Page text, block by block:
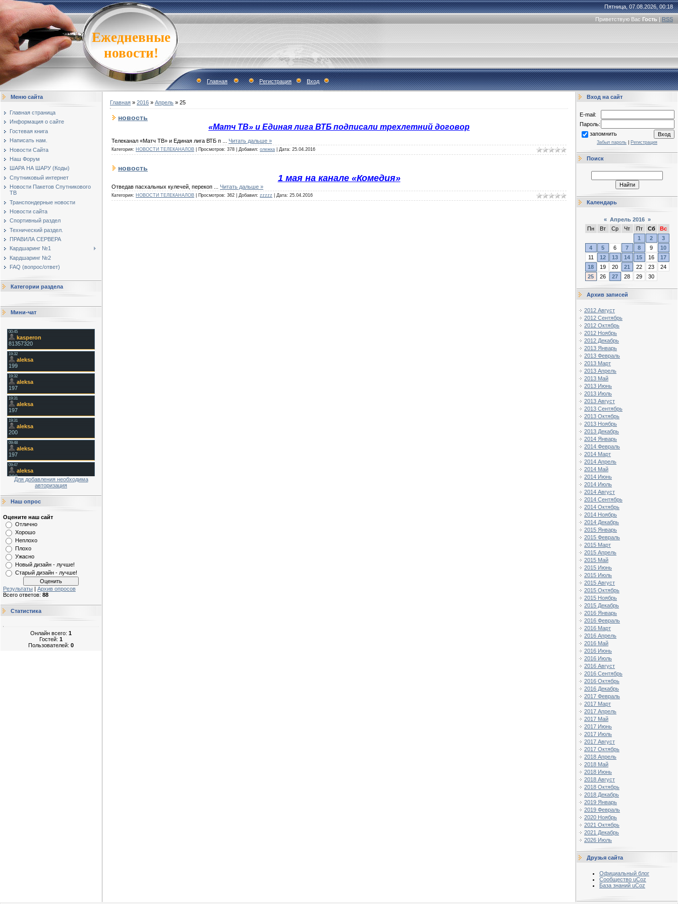
Ежедневные
новости!
Пятница, 07.08.2026, 00:18
Приветствую Вас Гость | RSS
Главная Регистрация Вход
Меню сайта
Главная страница
Информация о сайте
Гостевая книга
Написать нам.
Новости Сайта
Наш Форум
ШАРА НА ШАРУ (Коды)
Спутниковый интернет
Новости Пакетов Спутникового
ТВ
Транспондерные новости
Новости сайта
Спортивный раздел
Технический раздел.
ПРАВИЛА СЕРВЕРА
Кардшаринг №1
Кардшаринг №2
FAQ (вопрос/ответ)
Категории раздела
Мини-чат
Для добавления необходима
авторизация
Наш опрос
Оцените наш сайт
Отлично
Хорошо
Неплохо
Плохо
Ужасно
Новый дизайн - лучше!
Старый дизайн - лучше!
Результаты | Архив опросов
Всего ответов: 88
Статистика
Онлайн всего: 1
Гостей: 1
Пользователей: 0
Главная » 2016 » Апрель » 25
новость
«Матч ТВ» и Единая лига ВТБ подписали трехлетний договор
Телеканал «Матч ТВ» и Единая лига ВТБ п Читать дальше »
Категория: НОВОСТИ ТЕЛЕКАНАЛОВ Просмотров: 378 Добавил: олежка Дата: 25.04.2016
новость
1 мая на канале «Комедия»
Отведав пасхальных кулечей, перекоп Читать дальше »
Категория: НОВОСТИ ТЕЛЕКАНАЛОВ Просмотров: 362 Добавил: zzzzz Дата: 25.04.2016
Вход на сайт
E-mail:
Пароль:
запомнить
Забыл пароль Регистрация
Поиск
Календарь
« Апрель 2016 »
Пн
Вт Ср Чт Пт Сб
Вс
1
2
3
4
5 6 7 8 9
10
11
12 13 14 15 16
17
18
19 20 21 22 23
24
25
26 27 28 29 30
Архив записей
2012 Август
2012 Сентябрь
2012 Октябрь
2012 Ноябрь
2012 Декабрь
2013 Январь
2013 Февраль
2013 Март
2013 Апрель
2013 Май
2013 Июнь
2013 Июль
2013 Август
2013 Сентябрь
2013 Октябрь
2013 Ноябрь
2013 Декабрь
2014 Январь
2014 Февраль
2014 Март
2014 Апрель
2014 Май
2014 Июнь
2014 Июль
2014 Август
2014 Сентябрь
2014 Октябрь
2014 Ноябрь
2014 Декабрь
2015 Январь
2015 Февраль
2015 Март
2015 Апрель
2015 Май
2015 Июнь
2015 Июль
2015 Август
2015 Октябрь
2015 Ноябрь
2015 Декабрь
2016 Январь
2016 Февраль
2016 Март
2016 Апрель
2016 Май
2016 Июнь
2016 Июль
2016 Август
2016 Сентябрь
2016 Октябрь
2016 Декабрь
2017 Февраль
2017 Март
2017 Апрель
2017 Май
2017 Июнь
2017 Июль
2017 Август
2017 Октябрь
2018 Апрель
2018 Май
2018 Июнь
2018 Август
2018 Октябрь
2018 Декабрь
2019 Январь
2019 Февраль
2020 Ноябрь
2021 Октябрь
2021 Декабрь
2026 Июль
Друзья сайта
Официальный блог
Сообщество uCoz
База знаний uCoz